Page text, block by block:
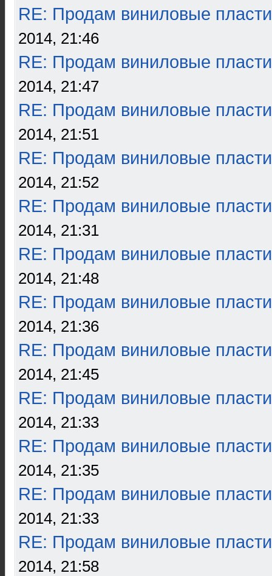
RE: Продам виниловые
2014, 21:46
RE: Продам виниловые
2014, 21:47
RE: Продам виниловые
2014, 21:51
RE: Продам виниловые
2014, 21:52
RE: Продам виниловые
2014, 21:31
RE: Продам виниловые
2014, 21:48
RE: Продам виниловые
2014, 21:36
RE: Продам виниловые
2014, 21:45
RE: Продам виниловые
2014, 21:33
RE: Продам виниловые
2014, 21:35
RE: Продам виниловые
2014, 21:33
RE: Продам виниловые
2014, 21:58